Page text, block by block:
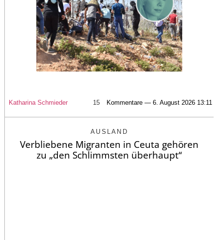
Katharina Schmieder 15 Kommentare — 6. August 2026 13:11
AUSLAND
Verbliebene Migranten in Ceuta gehören
zu „den Schlimmsten überhaupt“